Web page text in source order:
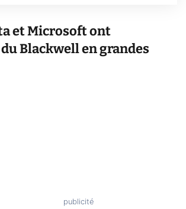
et Microsoft ont
Blackwell en grandes